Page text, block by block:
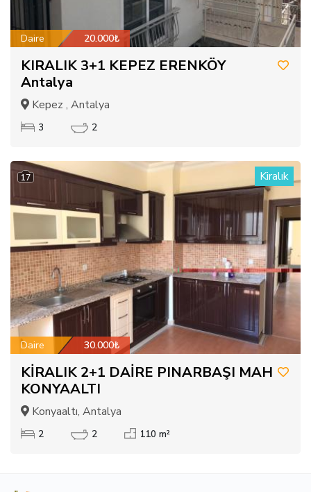
Daire 20.000₺
KIRALIK 3+1 KEPEZ ERENKÖY
Antalya
Kepez , Antalya
3 2
17 Kiralık
Daire 30.000₺
KİRALIK 2+1 DAİRE PINARBAŞI MAH
KONYAALTI
Konyaaltı, Antalya
2 2 110 m²